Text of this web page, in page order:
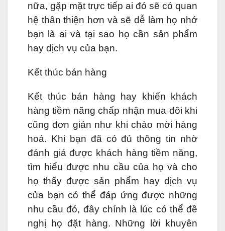
nữa, gặp mặt trực tiếp ai đó sẽ có quan
hệ thân thiện hơn và sẽ dễ làm họ nhớ
bạn là ai và tại sao họ cần sản phẩm
hay dịch vụ của bạn.
Kết thúc bán hàng
Kết thúc bán hàng hay khiến khách
hàng tiềm năng chấp nhận mua đôi khi
cũng đơn giản như khi chào mời hàng
hoá. Khi bạn đã có đủ thông tin nhờ
đánh giá được khách hàng tiềm năng,
tìm hiểu được nhu cầu của họ và cho
họ thấy được sản phẩm hay dịch vụ
của bạn có thể đáp ứng được những
nhu cầu đó, đây chính là lúc có thể đề
nghị họ đặt hàng. Những lời khuyên